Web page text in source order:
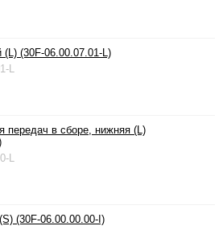
(L) (30F-06.00.07.01-L)
L
передач в сборе, нижняя (L)
L
(30F-06.00.00.00-I)